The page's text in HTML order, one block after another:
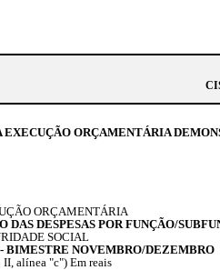
ORÇAMENTÁRIA
ORÇAMENTÁRIA
DESPESAS POR FUNÇÃO/
SOCIAL
BIMESTRE NOVEMBRO/DEZEMBRO
alínea "c") Em reais